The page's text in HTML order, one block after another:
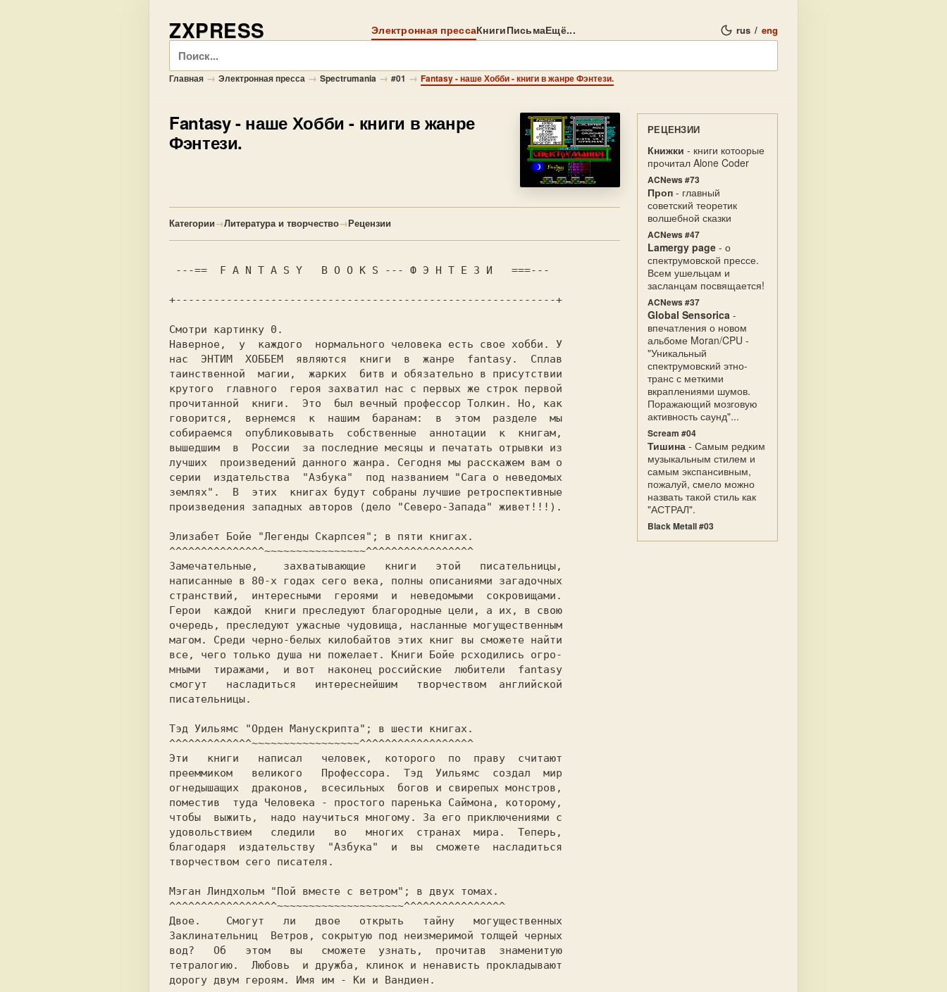
ZXPRESS Электронная прессаКнигиПисьмаЕщё... rus / eng
Поиск
Главная → Электронная пресса → Spectrumania → #01 → Fantasy - наше Хобби - книги в жанре Фэнтези.
Fantasy- наше Хобби - книги в жанре
Фэнтези.
Категории→Литература и творчество→Рецензии
+------------------------------------------------------------+
Смотри картинку 0.
Наверное,  у  каждого  нормального человека есть свое хобби. У
нас  ЭНТИМ  ХОББЕМ  являются  книги  в  жанре  fantasy.  Сплав
таинственной  магии,  жарких  битв и обязательно в присутствии
крутого  главного  героя захватил нас с первых же строк первой
прочитанной  книги.  Это  был вечный профессор Толкин. Но, как
говорится,  вернемся  к  нашим  баранам:  в  этом  разделе  мы
собираемся  опубликовывать  собственные  аннотации  к  книгам,
вышедшим  в  России  за последние месяцы и печатать отрывки из
лучших  произведений данного жанра. Сегодня мы расскажем вам о
серии  издательства  "Азбука"  под названием "Сага о неведомых
землях".  В  этих  книгах будут собраны лучшие ретроспективные
произведения западных авторов (дело "Северо-Запада" живет!!!).
Элизабет Бойе "Легенды Скарпсея"; в пяти книгах.
^^^^^^^^^^^^^^^~~~~~~~~~~~~~~~~^^^^^^^^^^^^^^^^^
Замечательные,    захватывающие   книги   этой   писательницы,
написанные в 80-х годах сего века, полны описаниями загадочных
странствий,  интересными  героями  и  неведомыми  сокровищами.
Герои  каждой  книги преследуют благородные цели, а их, в свою
очередь, преследуют ужасные чудовища, насланные могущественным
магом. Среди черно-белых килобайтов этих книг вы сможете найти
все, чего только душа ни пожелает. Книги Бойе рсходились огро-
мными  тиражами,  и вот  наконец российские  любители  fantasy
смогут   насладиться   интереснейшим   творчеством  английской
писательницы.
Тэд Уильямс "Орден Манускрипта"; в шести книгах.
^^^^^^^^^^^^^~~~~~~~~~~~~~~~~~^^^^^^^^^^^^^^^^^^
Эти   книги   написал   человек,  которого  по  праву  считают
прееммиком   великого   Профессора.  Тэд  Уильямс  создал  мир
огнедышащих  драконов,  всесильных  богов и свирепых монстров,
поместив  туда Человека - простого паренька Саймона, которому,
чтобы  выжить,  надо научиться многому. За его приключениями с
удовольствием   следили   во   многих  странах  мира.  Теперь,
благодаря  издательству  "Азбука"  и  вы  сможете  насладиться
творчеством сего писателя.
Мэган Линдхольм "Пой вместе с ветром"; в двух томах.
^^^^^^^^^^^^^^^^^~~~~~~~~~~~~~~~~~~~~^^^^^^^^^^^^^^^^
Двое.    Смогут   ли   двое   открыть   тайну   могущественных
Заклинательниц  Ветров, сокрытую под неизмеримой толщей черных
вод?   Об   этом   вы   сможете  узнать,  прочитав  знаменитую
тетралогию.  Любовь  и дружба, клинок и ненависть прокладывают
дорогу двум героям. Имя им - Ки и Вандиен.
РЕЦЕНЗИИ
Книжки - книги котоорые
прочитал Alone Coder
ACNews #73
Проп - главный
советский теоретик
волшебной сказки
ACNews #47
Lamergy page - о
спектрумовской прессе.
Всем ушельцам и
засланцам посвящается!
ACNews #37
Global Sensorica -
впечатления о новом
альбоме Moran/CPU -
"Уникальный
спектрумовский этно-
транс с меткими
вкраплениями шумов.
Поражающий мозговую
активность саунд"...
Scream #04
Тишина - Самым редким
музыкальным стилем и
самым экспансивным,
пожалуй, смело можно
назвать такой стиль как
"АСТРАЛ".
Black Metall #03